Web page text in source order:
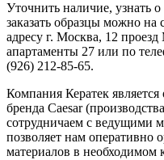
Уточнить наличие, узнать
заказать образцы можно на
адресу г. Москва, 12
апартаменты 27 или по
(926) 212-85-65.
Компания Кератек
бренда Caesar
сотрудничаем с ведущими
позволяет нам оперативно
материалов в необходимом